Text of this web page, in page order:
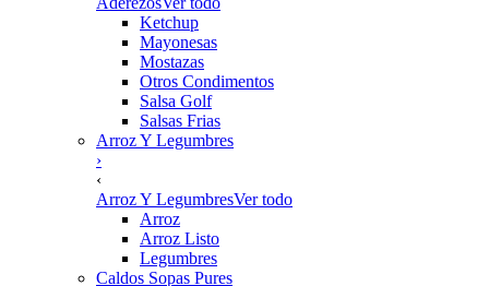
Ketchup
Mayonesas
Mostazas
Otros Condimentos
Salsa Golf
Salsas Frias
Arroz Y Legumbres
›
‹
Arroz Y LegumbresVer todo
Arroz
Arroz Listo
Legumbres
Caldos Sopas Pures